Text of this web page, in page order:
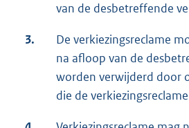
van de desbetreffende
3.
De verkiezingsreclame
na afloop van de
worden verwijderd door
die de